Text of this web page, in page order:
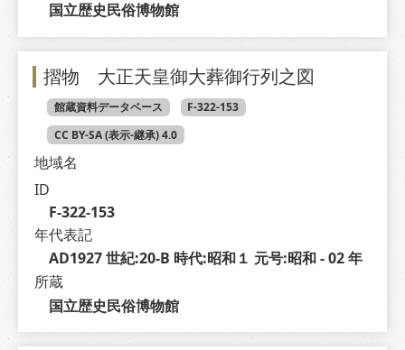
国立歴史民俗博物館
摺物 大正天皇御大葬御行列之図
館蔵資料データベース
F-322-153
CC BY-SA (表示-継承) 4.0
地域名
ID
F-322-153
年代表記
AD1927 世紀:20-B 時代:昭和１ 元号:昭和 - 02 年
所蔵
国立歴史民俗博物館